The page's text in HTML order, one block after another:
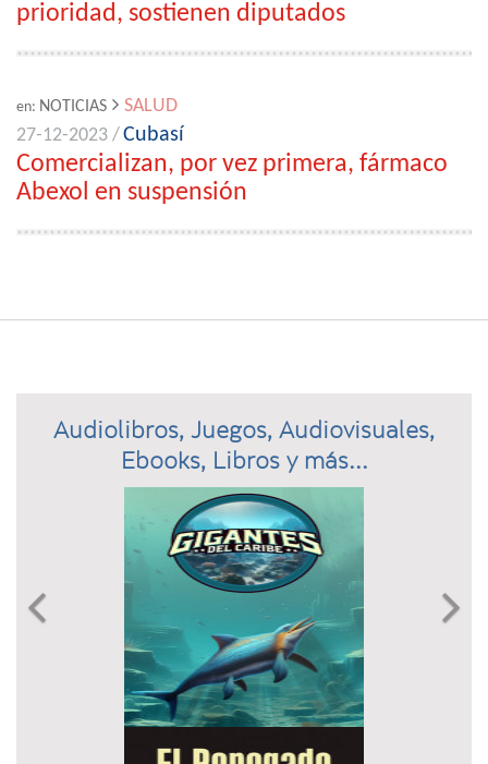
prioridad, sostienen diputados
en: NOTICIAS
SALUD
27-12-2023 /Cubasí
Comercializan, por vez primera, fármaco
Abexol en suspensión
Audiolibros, Juegos, Audiovisuales,
Ebooks, Libros y más...
Previous 